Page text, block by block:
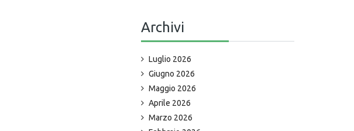
Archivi
Luglio 2026
Giugno 2026
Maggio 2026
Aprile 2026
Marzo 2026